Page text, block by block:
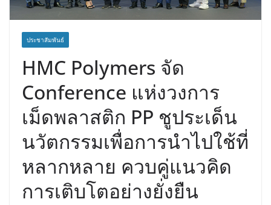
ประชาสัมพันธ์
HMC Polymers จัด
Conference แห่งวงการ
เม็ดพลาสติก PP ชูประเด็น
นวัตกรรมเพื่อการนำไปใช้ที่
หลากหลาย ควบคู่แนวคิด
การเติบโตอย่างยั่งยืน